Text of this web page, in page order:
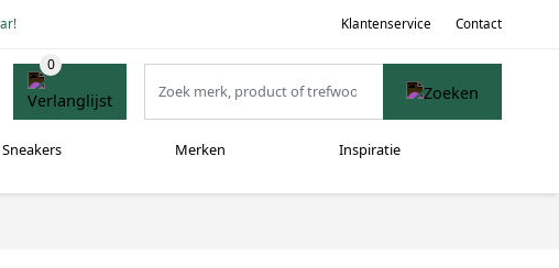
Klantenservice Contact
Sneakers Merken Inspiratie